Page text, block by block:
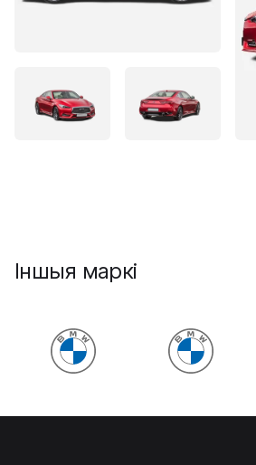
Іншыя маркі